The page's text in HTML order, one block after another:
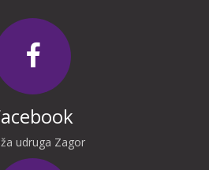
udruga Zagor